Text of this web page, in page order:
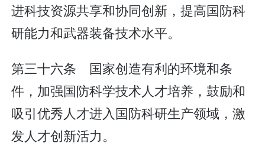
进科技资源共享和协同创新，提高国防科
研能力和武器装备技术水平。
第三十六条 国家创造有利的环境和条
件，加强国防科学技术人才培养，鼓励和
吸引优秀人才进入国防科研生产领域，激
发人才创新活力。